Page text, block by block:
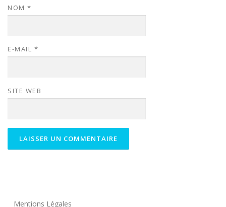
NOM *
E-MAIL *
SITE WEB
Mentions Légales